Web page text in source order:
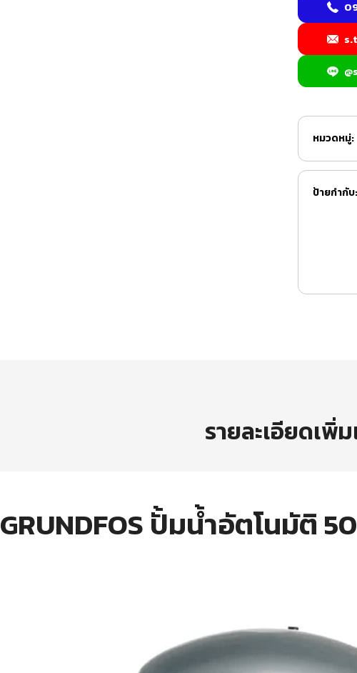
หมวดหมู่:
ป้ายกำกับ:
รายละเอียดเพิ่
GRUNDFOS ปั้มน้ำอัตโนมัติ